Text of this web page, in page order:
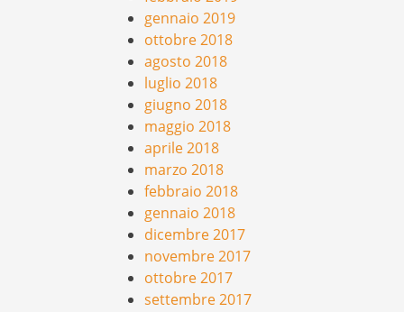
gennaio 2019
ottobre 2018
agosto 2018
luglio 2018
giugno 2018
maggio 2018
aprile 2018
marzo 2018
febbraio 2018
gennaio 2018
dicembre 2017
novembre 2017
ottobre 2017
settembre 2017